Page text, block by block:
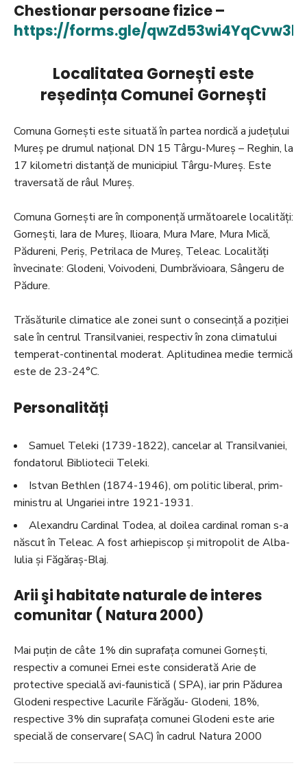
Chestionar persoane fizice –
https://forms.gle/
Localitatea Gornești este
reședința Comunei Gornești
Comuna Gorneşti este situată în partea nordică a judeţului
Mureş pe drumul naţional DN 15 Târgu-Mureş – Reghin, la
17 kilometri distanţă de municipiul Târgu-Mureş. Este
traversată de râul Mureş.
Comuna Gorneşti are în componenţă următoarele localităţi:
Gorneşti, Iara de Mureş, Ilioara, Mura Mare, Mura Mică,
Pădureni, Periş, Petrilaca de Mureş, Teleac. Localităţi
învecinate: Glodeni, Voivodeni, Dumbrăvioara, Sângeru de
Pădure.
Trăsăturile climatice ale zonei sunt o consecinţă a poziţiei
sale în centrul Transilvaniei, respectiv în zona climatului
temperat-continental moderat. Aplitudinea medie termică
este de 23-24°C.
Personalități
Samuel Teleki (1739-1822), cancelar al Transilvaniei,
fondatorul Bibliotecii Teleki.
Istvan Bethlen (1874-1946), om politic liberal, prim-
ministru al Ungariei intre 1921-1931.
Alexandru Cardinal Todea, al doilea cardinal roman s-a
născut în Teleac. A fost arhiepiscop și mitropolit de Alba-
Iulia și Făgăraș-Blaj.
Arii şi habitate naturale de interes
comunitar ( Natura 2000)
Mai puțin de câte 1% din suprafața comunei Gornești,
respectiv a comunei Ernei este considerată Arie de
protective specială avi-faunistică ( SPA), iar prin Pădurea
Glodeni respective Lacurile Fărăgău- Glodeni, 18%,
respective 3% din suprafața comunei Glodeni este arie
specială de conservare( SAC) în cadrul Natura 2000